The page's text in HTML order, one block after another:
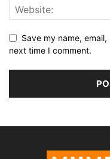
Save my name,
next time I comment.